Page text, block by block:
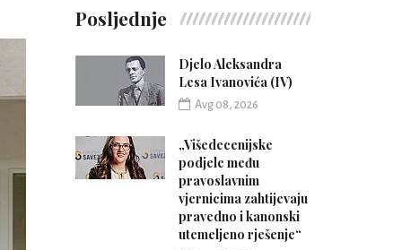
Posljednje
Djelo Aleksandra
Lesa Ivanovića (IV)
Avg 08, 2026
„Višedecenijske
podjele među
pravoslavnim
vjernicima zahtijevaju
pravedno i kanonski
utemeljeno rješenje“